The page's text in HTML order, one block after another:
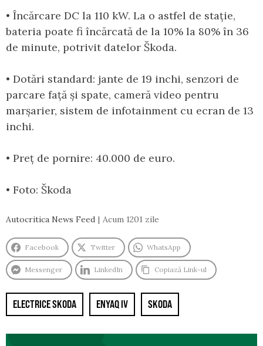
• Încărcare DC la 110 kW. La o astfel de stație,
bateria poate fi încărcată de la 10% la 80% în 36
de minute, potrivit datelor Škoda.
• Dotări standard: jante de 19 inchi, senzori de
parcare față și spate, cameră video pentru
marșarier, sistem de infotainment cu ecran de 13
inchi.
• Preț de pornire: 40.000 de euro.
• Foto: Škoda
Autocritica News Feed Acum 1201 zile
Facebook Twitter WhatsApp
Messenger LinkedIn Copiază Link-ul
ELECTRICE SKODA ENYAQ IV SKODA